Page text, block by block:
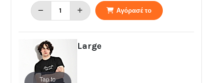
Αγόρασέ το
Tap to
Large